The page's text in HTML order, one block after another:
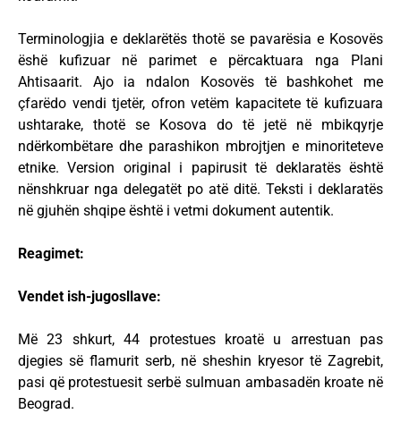
Terminologjia e deklarëtës thotë se pavarësia e Kosovës
ëshë kufizuar në parimet e përcaktuara nga Plani
Ahtisaarit. Ajo ia ndalon Kosovës të bashkohet me
çfarëdo vendi tjetër, ofron vetëm kapacitete të kufizuara
ushtarake, thotë se Kosova do të jetë në mbikqyrje
ndërkombëtare dhe parashikon mbrojtjen e minoriteteve
etnike. Version original i papirusit të deklaratës është
nënshkruar nga delegatët po atë ditë. Teksti i deklaratës
në gjuhën shqipe është i vetmi dokument autentik.
Reagimet:
Vendet ish-jugosllave:
Më 23 shkurt, 44 protestues kroatë u arrestuan pas
djegies së flamurit serb, në sheshin kryesor të Zagrebit,
pasi që protestuesit serbë sulmuan ambasadën kroate në
Beograd.